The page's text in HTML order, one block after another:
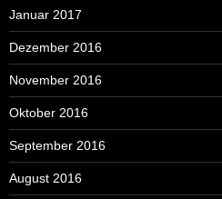
Januar 2017
Dezember 2016
November 2016
Oktober 2016
September 2016
August 2016